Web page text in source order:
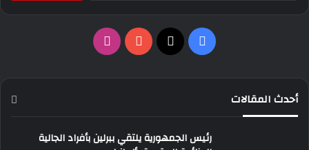
فيسبوك ‫YouTubeانستقرام
أحدث المقالات
رئيس الجمهورية يلتقي ببرلين بأفراد الجالية